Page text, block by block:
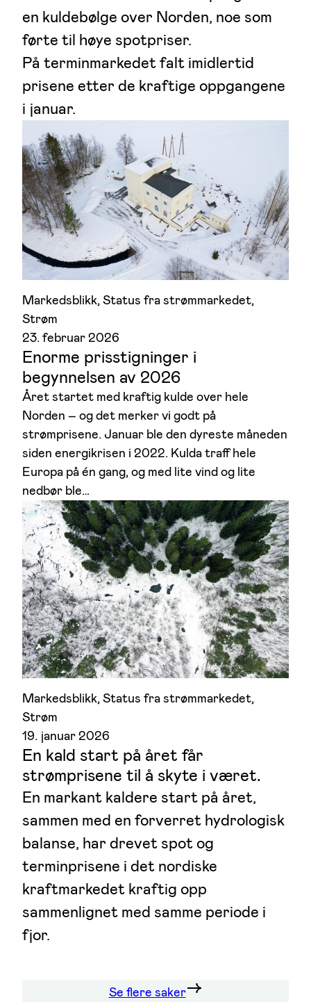
en kuldebølge over Norden, noe som
førte til høye spotpriser.
På terminmarkedet falt imidlertid
prisene etter de kraftige oppgangene
i januar.
Markedsblikk, Status fra strømmarkedet
Strøm
23. februar 2026
Enorme prisstigninger i
begynnelsen av 2026
Året startet med kraftig kulde over hele
Norden – og det merker vi godt på
strømprisene. Januar ble den dyreste måneden
siden energikrisen i 2022. Kulda traff hele
Europa på én gang, og med lite vind og lite
nedbør ble…
Markedsblikk, Status fra strømmarkedet
Strøm
19. januar 2026
En kald start på året får
strømprisene til å skyte i været.
En markant kaldere start på året,
sammen med en forverret hydrologisk
balanse, har drevet spot og
terminprisene i det nordiske
kraftmarkedet kraftig opp
sammenlignet med samme periode i
fjor.
Se flere saker